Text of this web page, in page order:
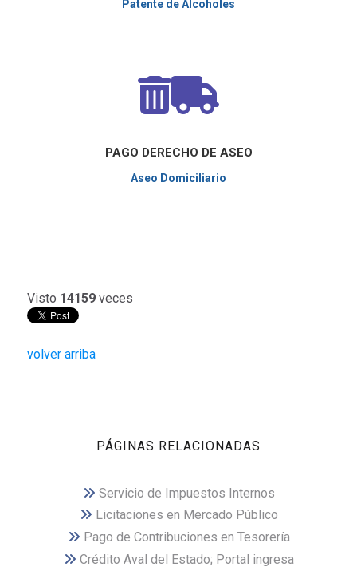
Patente de Alcoholes
PAGO DERECHO DE ASEO
Aseo Domiciliario
Visto 14159 veces
volver arriba
PÁGINAS RELACIONADAS
Servicio de Impuestos Internos
Licitaciones en Mercado Público
Pago de Contribuciones en Tesorería
Crédito Aval del Estado; Portal ingresa